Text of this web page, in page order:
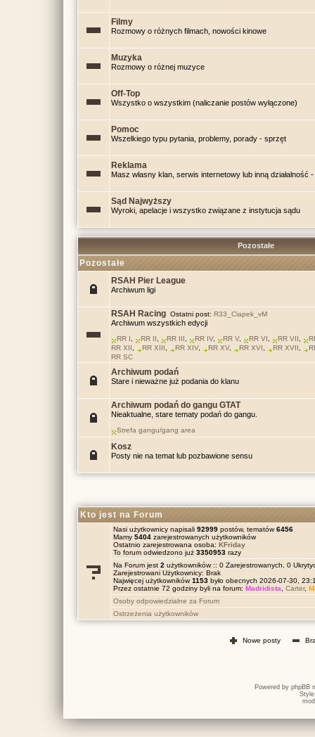
Filmy
Rozmowy o różnych filmach, nowości kinowe
Muzyka
Rozmowy o różnej muzyce
Off-Top
Wszystko o wszystkim (naliczanie postów wyłączone)
Pomoc
Wszelkiego typu pytania, problemy, porady - sprzęt
Reklama
Masz własny klan, serwis internetowy lub inną działalność
Sąd Najwyższy
Wyroki, apelacje i wszystko związane z instytucja sądu
Pozostałe
Pozostałe
RSAH Pier League
Archiwum ligi
RSAH Racing Ostatni post: R33_Ciapek_vM
Archiwum wszystkich edycji
RR I RR II RR III RR IV, RR V, RR VI RR VII
RR XII
RR XIII RR XIV, RR XV, RR XVI RR XVII
RR SC
Archiwum podań
Stare i nieważne już podania do klanu
Archiwum podań do gangu GTAT
Nieaktualne, stare tematy podań do gangu.
Strefa gangu/gang area
Kosz
Posty nie na temat lub pozbawione sensu
Kto jest na Forum
Nasi użytkownicy napisali 92999 postów, tematów6456
Mamy 5404 zarejestrowanych użytkowników
Ostatnio zarejestrowana osoba: KFriday
To forum odwiedzono już 3350953 razy
Na Forum jest 2 użytkowników :: 0 Zarejestrowanych, 0
Zarejestrowani Użytkownicy: Brak
Najwięcej użytkowników1153 było obecnych 2026-07-30,
Przez ostatnie 72 godziny byli na forum: Madridista Carter,
Osoby odpowiedzialne za Forum
Ostrzeżenia użytkowników
Nowe posty
Powered by phpBB